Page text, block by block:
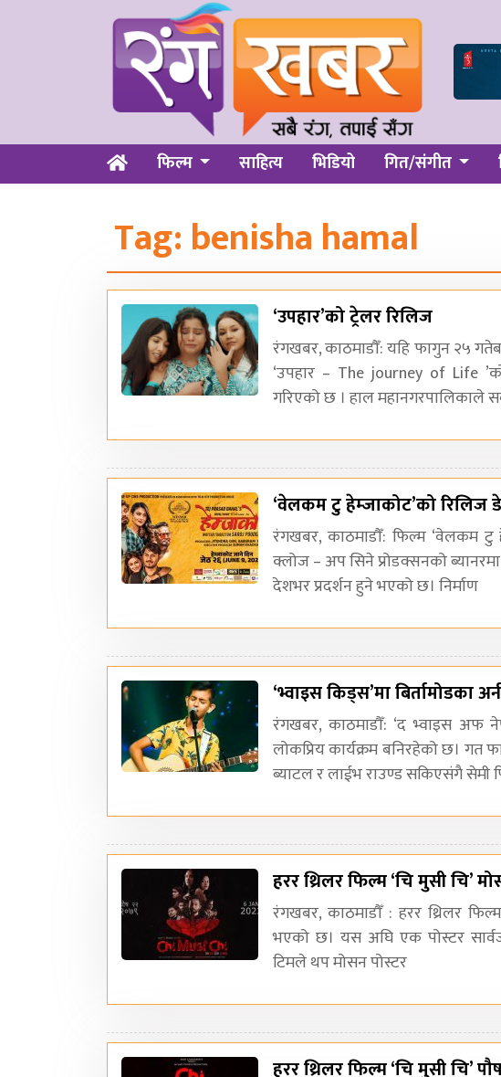
फिल्म साहित्य भिडियो गित/संगीत
Tag:benisha hamal
‘उपहार’को ट्रेलर रिलिज
रंगखबर, काठमाडौँ: यहि फागुन २५
‘उपहार – The journey of Life
गरिएको छ । हाल महानगरपालिकाले
‘वेलकम टु हेम्जाकोट’को रिलिज
रंगखबर, काठमाडौँ: फिल्म ‘वेलकम
क्लोज – अप सिने प्रोडक्सनको
देशभर प्रदर्शन हुने भएको छ। निर्माण
‘भ्वाइस किड्स’मा बिर्तामोडका
रंगखबर, काठमाडौँ: ‘द भ्वाइस अफ
लोकप्रिय कार्यक्रम बनिरहेको छ। गत
ब्याटल र लाईभ राउण्ड सकिएसंगै सेमी
हरर थ्रिलर फिल्म ‘चि मुसी चि’
रंगखबर, काठमाडौँ : हरर थ्रिलर
भएको छ। यस अघि एक पोस्टर
टिमले थप मोसन पोस्टर
हरर थ्रिलर फिल्म ‘चि मुसी चि’